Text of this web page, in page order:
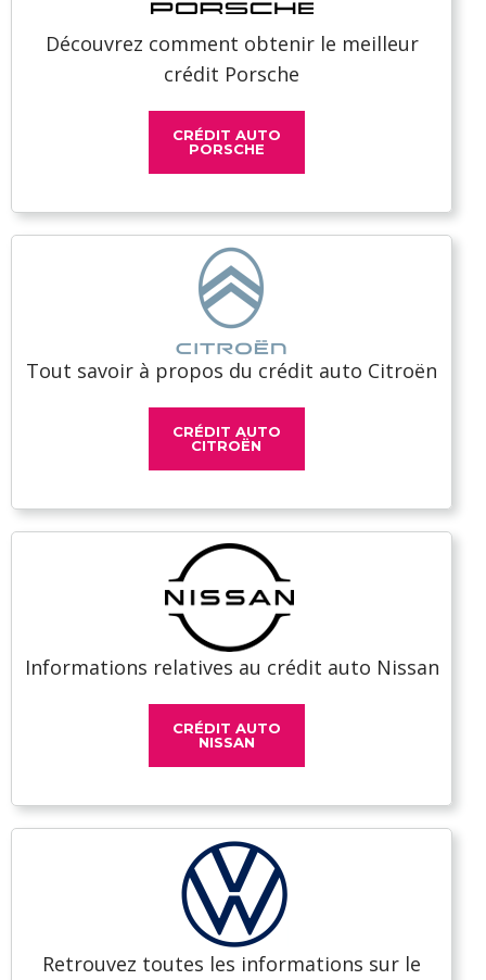
Découvrez comment obtenir le meilleur
crédit Porsche
CRÉDIT AUTO
PORSCHE
Tout savoir à propos du crédit auto Citroën
CRÉDIT AUTO
CITROËN
Informations relatives au crédit auto Nissan
CRÉDIT AUTO
NISSAN
Retrouvez toutes les informations sur le